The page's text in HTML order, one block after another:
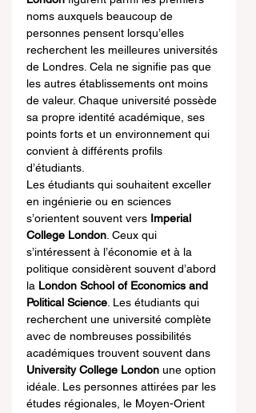
noms auxquels beaucoup de
personnes pensent lorsqu’elles
recherchent les meilleures universités
de Londres. Cela ne signifie pas que
les autres établissements ont moins
de valeur. Chaque université possède
sa propre identité académique, ses
points forts et un environnement qui
convient à différents profils
d’étudiants.
Les étudiants qui souhaitent exceller
en ingénierie ou en sciences
s’orientent souvent vers Imperial
College London . Ceux qui
s’intéressent à l’économie et à la
politique considèrent souvent d’abord
la London School of Economics and
Political Science . Les étudiants qui
recherchent une université complète
avec de nombreuses possibilités
académiques trouvent souvent dans
University College London une option
idéale. Les personnes attirées par les
études régionales, le Moyen-Orient